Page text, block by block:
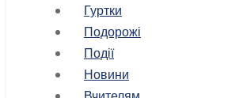
Гуртки
Подорожі
Події
Новини